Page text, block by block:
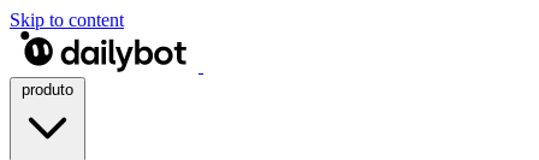
Skip to content